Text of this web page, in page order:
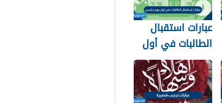
عبارات استقبال
الطالبات في أول
يوم دراسي 1448